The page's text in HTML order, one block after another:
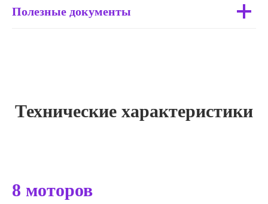
Полезные документы
Технические характеристики
8 моторов